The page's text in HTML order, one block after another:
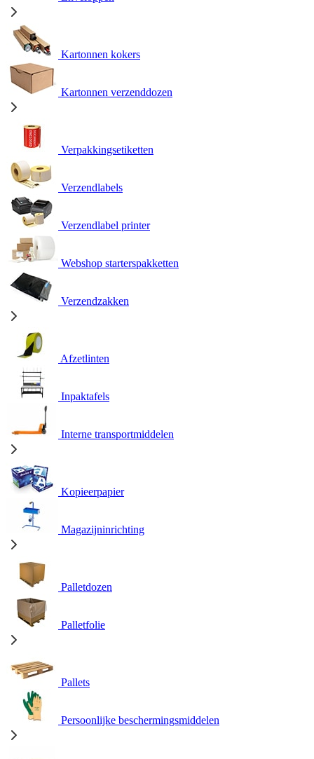
Kartonnen kokers
Kartonnen verzenddozen
Verpakkingsetiketten
Verzendlabels
Verzendlabel printer
Webshop starterspakketten
Verzendzakken
Afzetlinten
Inpaktafels
Interne transportmiddelen
Kopieerpapier
Magazijninrichting
Palletdozen
Palletfolie
Pallets
Persoonlijke beschermingsmiddelen